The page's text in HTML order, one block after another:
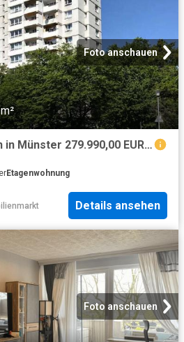
Foto anschauen
Wohnung zum Kaufen in Münster 279.990,00 EUR 90 m²
Etagenwohnung
Details ansehen
Foto anschauen